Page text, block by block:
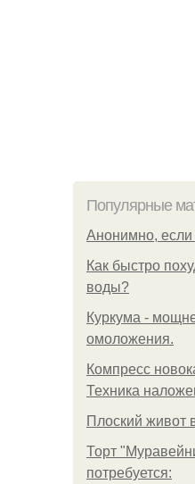
Популярные
Анонимно, если
Как быстро
воды?
Куркума -
омоложения.
Компресс
Техника
Плоский живот
Торт
потребуется: